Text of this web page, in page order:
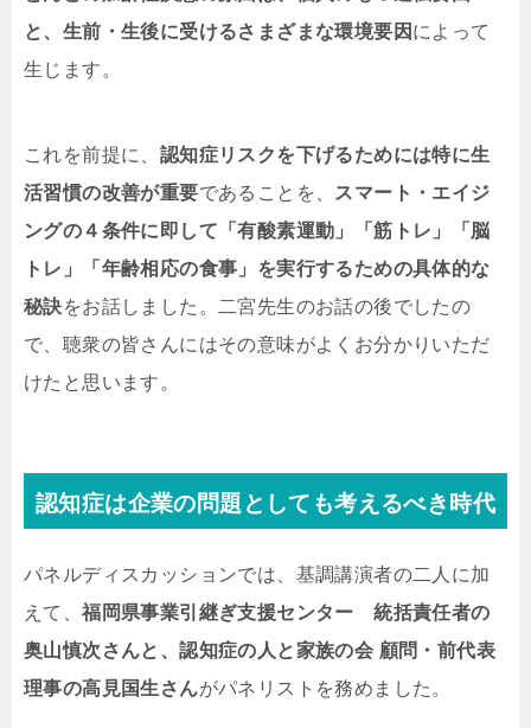
と、生前・生後に受けるさまざまな環境要因 によって
生じます。
これを前提に、 認知症リスクを下げるためには特に生
活習慣の改善が重要であることを、 スマート・エイジ
ングの４条件に即して「有酸素運動」「筋トレ」「脳
トレ」「年齢相応の食事」を実行するための具体的な
秘訣をお話しました。二宮先生のお話の後でしたの
で、聴衆の皆さんにはその意味がよくお分かりいただ
けたと思います。
認知症は企業の問題としても考えるべき時代
パネルディスカッションでは、基調講演者の二人に加
えて、福岡県事業引継ぎ支援センター 統括責任者の
奥山慎次さんと、認知症の人と家族の会 顧問・前代表
理事の高見国生さんがパネリストを務めました。